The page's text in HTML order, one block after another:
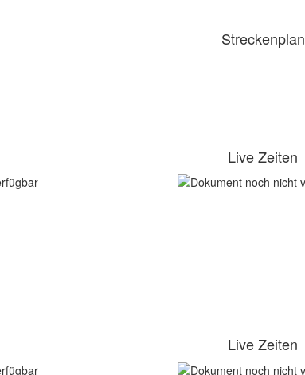
Streckenplan
Live Zeiten
Live Zeiten